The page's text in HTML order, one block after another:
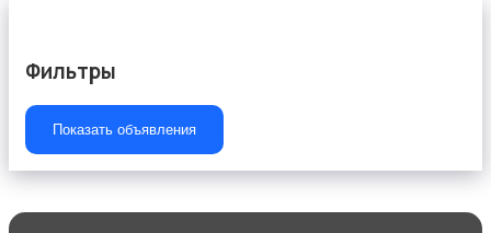
Изготовление на заказ
Фильтры
Показать объявления